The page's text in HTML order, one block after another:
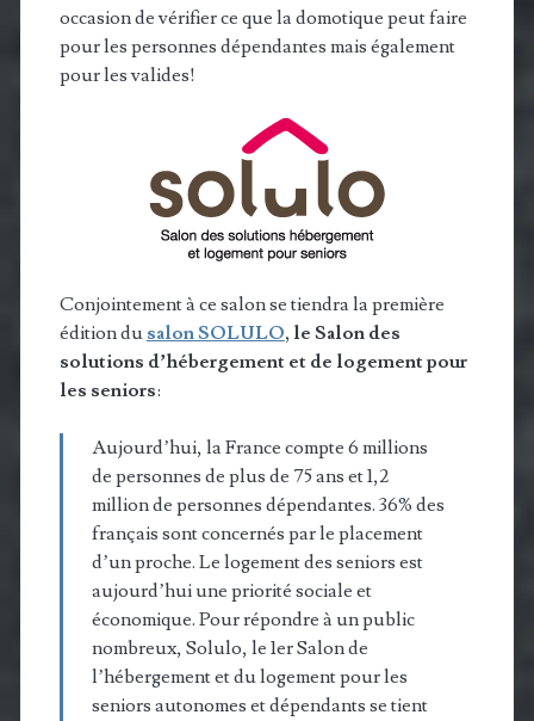
occasion de vérifier ce que la domotique peut faire
pour les personnes dépendantes mais également
pour les valides!
Conjointement à ce salon se tiendra la première
édition du salon SOLULO, le Salon des
solutions d’hébergement et de logement pour
les seniors:
Aujourd’hui, la France compte 6 millions
de personnes de plus de 75 ans et 1,2
million de personnes dépendantes. 36% des
français sont concernés par le placement
d’un proche. Le logement des seniors est
aujourd’hui une priorité sociale et
économique. Pour répondre à un public
nombreux, Solulo, le 1er Salon de
l’hébergement et du logement pour les
seniors autonomes et dépendants se tient